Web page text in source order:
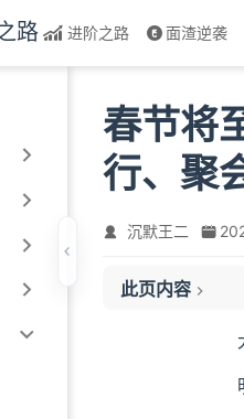
路 进阶之路 面渣逆袭
春节将
行、聚
沉默王二
此页内容
01、春节出行
04、5 人团队的